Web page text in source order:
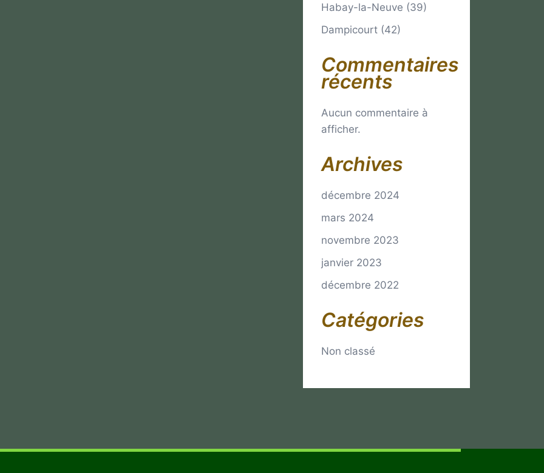
Habay-la-Neuve (39)
Dampicourt (42)
Commentaires
récents
Aucun commentaire à
afficher.
Archives
décembre 2024
mars 2024
novembre 2023
janvier 2023
décembre 2022
Catégories
Non classé